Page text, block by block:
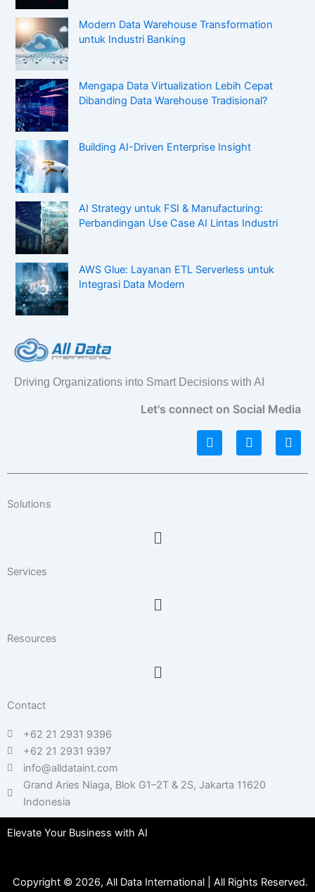
Modern Data Warehouse Transformation
untuk Industri Banking
Mengapa Data Virtualization Lebih Cepat
Dibanding Data Warehouse Tradisional?
Building AI-Driven Enterprise Insight
AI Strategy untuk FSI & Manufacturing:
Perbandingan Use Case AI Lintas Industri
AWS Glue: Layanan ETL Serverless untuk
Integrasi Data Modern
Driving Organizations into Smart Decisions with AI
Let's connect on Social Media
L
i
k
I
n
t
F
a
e
Solutions
Menu
Services
Menu
Resources
Menu
Contact
+62 21 2931 9396
+62 21 2931 9397
info@alldataint.com
Grand Aries Niaga, Blok G1–2T & 2S, Jakarta 11620
Indonesia
Elevate Your Business with AI
Copyright © 2026, All Data International | All Rights Reserved.